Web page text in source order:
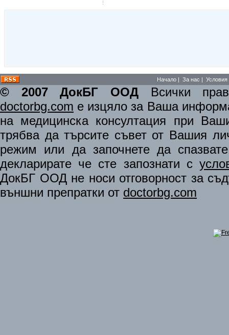
Начало | За нас | Условия
© 2007 ДокБГ ООД Всички
doctorbg.com е изцяло за Ваша
на медицинска консултация при
трябва да търсите съвет от Вашия
режим или да започнете да
декларирате че сте запознати с
ДокБГ ООД не носи отговорност за
външни препратки от doctorbg.com